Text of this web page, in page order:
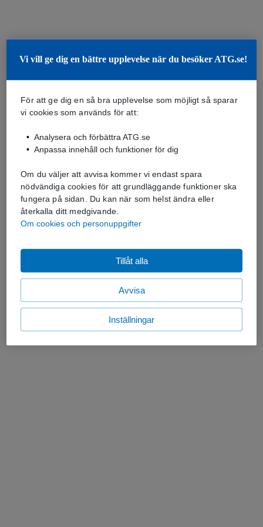
Vi vill ge dig en bättre upplevelse när du besöker ATG.se!
För att ge dig en så bra upplevelse som möjligt så sparar
vi cookies som används för att:
Analysera och förbättra ATG.se
Anpassa innehåll och funktioner för dig
Om du väljer att avvisa kommer vi endast spara
nödvändiga cookies för att grundläggande funktioner ska
fungera på sidan. Du kan när som helst ändra eller
återkalla ditt medgivande.
Om cookies och personuppgifter
Avvisa
Tillåt alla
Inställningar